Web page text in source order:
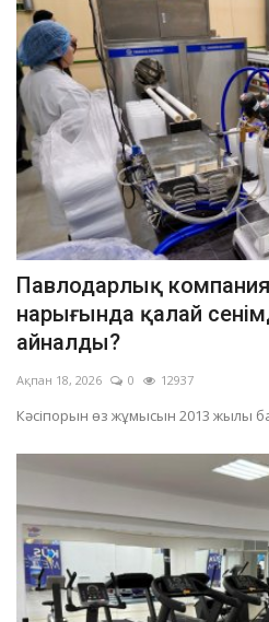
Павлодарлық
нарығында қалай
айналды?
Ақпан 18, 2026 0 12937
Кәсіпорын өз жұмысын 2013 жылы